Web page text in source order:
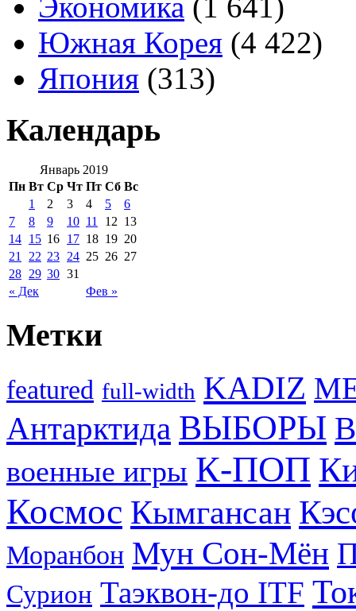
Южная Корея (4 422)
Япония (313)
Календарь
Январь 2019
Пн Вт Ср Чт Пт Сб Вс
« Дек Фев »
1 2 3 4 5
6
7
8 9 10 11 12 13
14 15 16 17 18 19 20
21
22 23 24 25 26 27
28 29 30 31
Метки
featured full-width KADIZ
Антарктида ВЫБОРЫ
военные игры К-ПОП
Космос Кымгансан
Моранбон Мун Сон-Мён
Сурион Таэквон-до ITF